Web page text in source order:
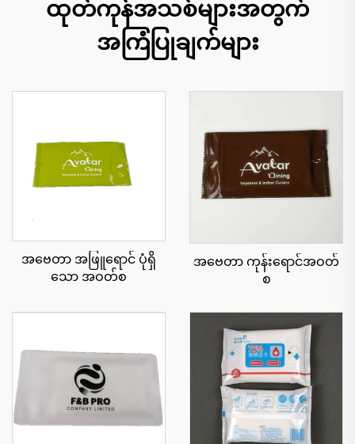
ထုတ်ကုန်အသစ်များအတွက်
အကြံပြုချက်များ
အဗေတာ အဖြူရောင် ပုံရှိ
သော အဝတ်စ
အဗေတာ ကုန်းရောင်အဝတ်
စ